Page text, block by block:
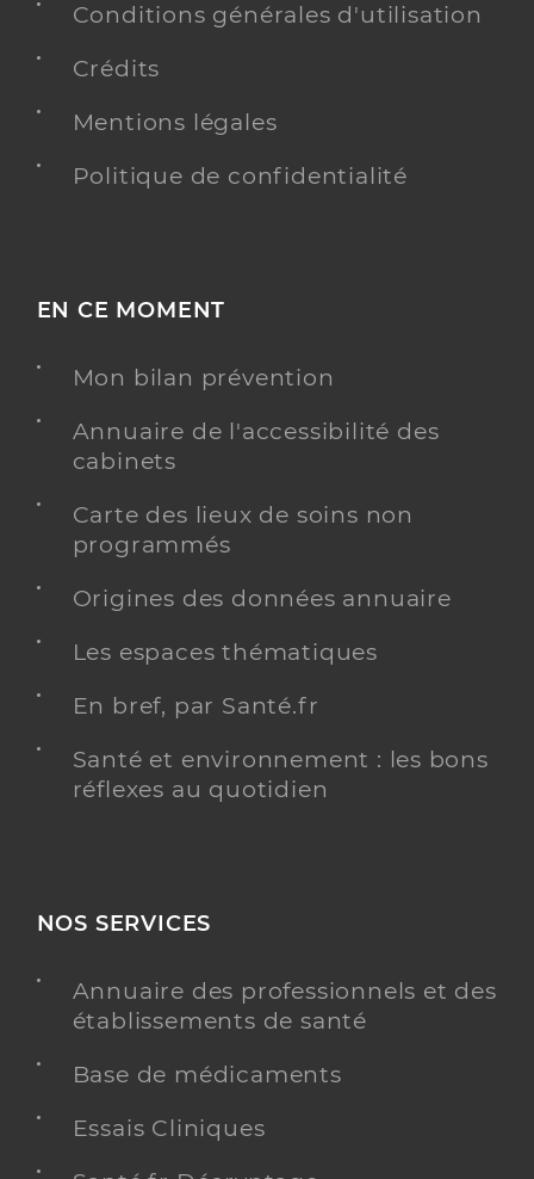
Conditions générales d'utilisation
Crédits
Mentions légales
Politique de confidentialité
EN CE MOMENT
Mon bilan prévention
Annuaire de l'accessibilité des
cabinets
Carte des lieux de soins non
programmés
Origines des données annuaire
Les espaces thématiques
En bref, par Santé.fr
Santé et environnement : les bons
réflexes au quotidien
NOS SERVICES
Annuaire des professionnels et des
établissements de santé
Base de médicaments
Essais Cliniques